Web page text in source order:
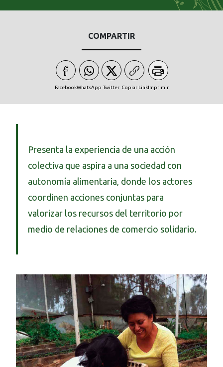
COMPARTIR
FacebookWhatsApp Twitter Copiar LinkImprimir
Presenta la experiencia de una acción
colectiva que aspira a una sociedad con
autonomía alimentaria, donde los actores
coordinen acciones conjuntas para
valorizar los recursos del territorio por
medio de relaciones de comercio solidario.